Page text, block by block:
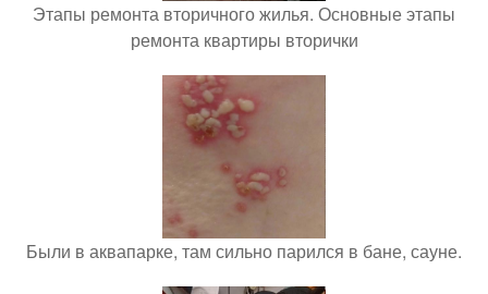
Этапы ремонта вторичного жилья. Основные этапы
ремонта квартиры вторички
Были в аквапарке, там сильно парился в бане, сауне.